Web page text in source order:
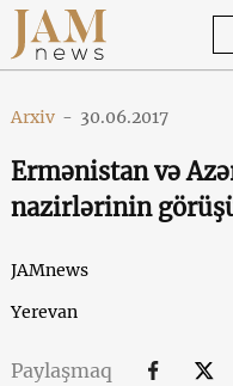
Arxiv - 30.06.2017
Ermənistan və
nazirlərinin
JAMnews
Yerevan
Paylaşmaq